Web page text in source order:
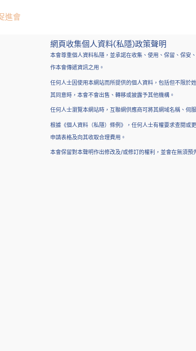
至
網頁收集個人資料(私隱)政策聲明
本會尊重個人資料私隱，並承諾在收集、使用、保留、保安
作本會傳遞資訊之用。
任何人士因使用本網站而所提供的個人資料，包括但不限於
其同意時，本會不會出售、轉移或披露予其他機構。
任何人士瀏覽本網站時，互聯網供應商可將其網域名稱、伺
根據《個人資料（私隱）條例》，任何人士有權要求查閱
申請表格及向其收取合理費用。
本會保留對本聲明作出修改及/或修訂的權利，並會在無須